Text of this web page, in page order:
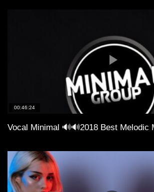
00:46:24
Vocal Minimal 🔊🔊2018 Best Melodic